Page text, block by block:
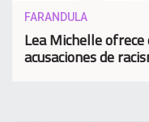
FARANDULA
Lea Michelle
acusaciones de